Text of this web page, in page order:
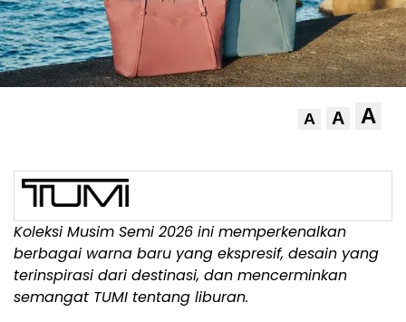
A A A
Koleksi Musim Semi 2026 ini memperkenalkan
berbagai warna baru yang ekspresif, desain yang
terinspirasi dari destinasi, dan mencerminkan
semangat TUMI tentang liburan.